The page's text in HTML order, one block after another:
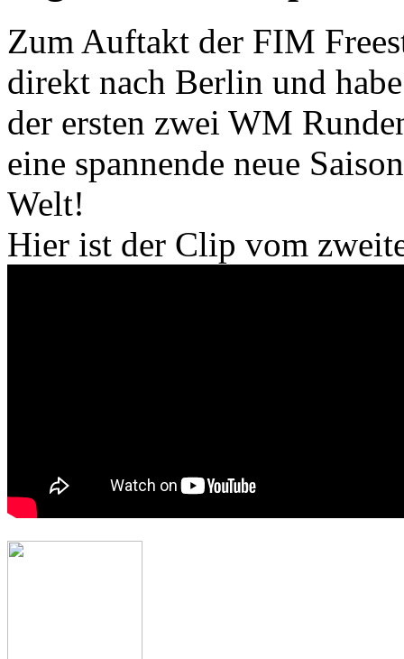
Zum Auftakt der FIM
direkt nach Berlin und
der ersten zwei WM
eine spannende neue
Welt!
Hier ist der Clip vom